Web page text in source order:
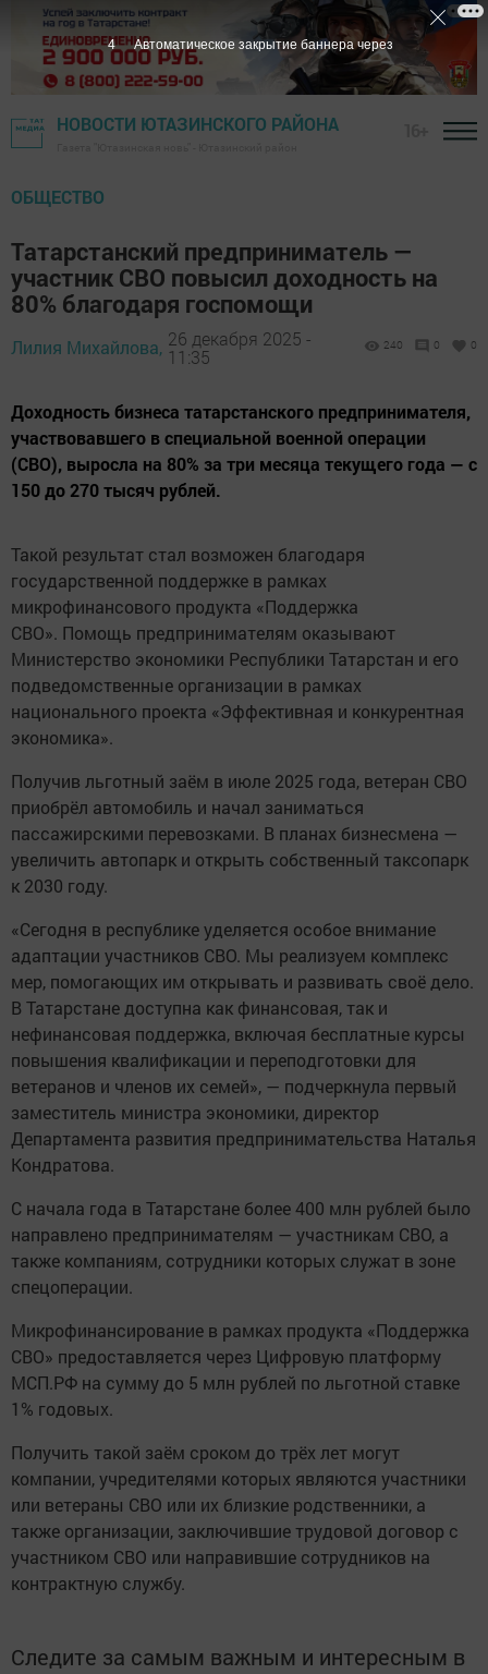
НОВОСТИ ЮТАЗИНСКОГО РАЙОНА
ОБЩЕСТВО
Татарстанский предприниматель —
участник СВО повысил доходность на
80% благодаря госпомощи
Лилия Михайлова, 26 декабря 2025 -
11:35
240 0 0
Доходность бизнеса татарстанского предпринимателя,
участвовавшего в специальной военной операции
(СВО), выросла на 80% за три месяца текущего года — с
150 до 270 тысяч рублей.
Такой результат стал возможен благодаря
государственной поддержке в рамках
микрофинансового продукта «Поддержка
СВО». Помощь предпринимателям оказывают
Министерство экономики Республики Татарстан и его
подведомственные организации в рамках
национального проекта «Эффективная и конкурентная
экономика».
Получив льготный заём в июле 2025 года, ветеран СВО
приобрёл автомобиль и начал заниматься
пассажирскими перевозками. В планах бизнесмена —
увеличить автопарк и открыть собственный таксопарк
к 2030 году.
«Сегодня в республике уделяется особое внимание
адаптации участников СВО. Мы реализуем комплекс
мер, помогающих им открывать и развивать своё дело.
В Татарстане доступна как финансовая, так и
нефинансовая поддержка, включая бесплатные курсы
повышения квалификации и переподготовки для
ветеранов и членов их семей», — подчеркнула первый
заместитель министра экономики, директор
Департамента развития предпринимательства Наталья
Кондратова.
С начала года в Татарстане более 400 млн рублей было
направлено предпринимателям — участникам СВО, а
также компаниям, сотрудники которых служат в зоне
спецоперации.
Микрофинансирование в рамках продукта «Поддержка
СВО» предоставляется через Цифровую платформу
МСП.РФ на сумму до 5 млн рублей по льготной ставке
1% годовых.
Получить такой заём сроком до трёх лет могут
компании, учредителями которых являются участники
или ветераны СВО или их близкие родственники, а
также организации, заключившие трудовой договор с
участником СВО или направившие сотрудников на
контрактную службу.
Следите за самым важным и интересным в
3 Автоматическое закрытие баннера через